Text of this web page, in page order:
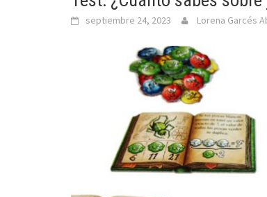
septiembre 24, 2023 Lorena Garcés